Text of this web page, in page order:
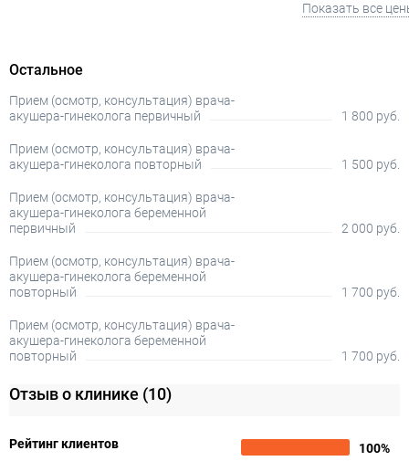
Показать все
Остальное
Прием (осмотр, консультация) врача-
акушера-гинеколога первичный
1 800 руб.
Прием (осмотр, консультация) врача-
акушера-гинеколога повторный
1 500 руб.
Прием (осмотр, консультация) врача-
акушера-гинеколога беременной
первичный
2 000 руб.
Прием (осмотр, консультация) врача-
акушера-гинеколога беременной
повторный
1 700 руб.
Прием (осмотр, консультация) врача-
акушера-гинеколога беременной
повторный
1 700 руб.
Отзыв о клинике (10)
Рейтинг клиентов
100%